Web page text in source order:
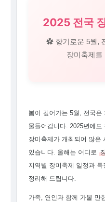
2025 전국
✿ 향기로운 5월,
장미축제
봄이 깊어가는 5월, 전국은
물들어갑니다. 2025년에
장미축제가 개최되어 많은
있습니다. 올해는 어디로
지역별 장미축제 일정과
정리해 드립니다.
가족, 연인과 함께 가볼 만